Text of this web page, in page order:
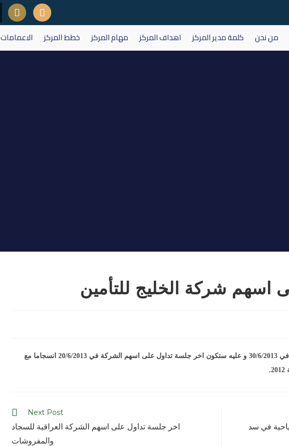
من نحن كلمة مدير المركز اهداف المركز مهام المركز خطط المركز الاعمامات
اسهم شركة الخليج للتأمين
سيعقد اجتماع الهيئة العامة لشركة الخليج للتأمين في 30/6/2013 و عليه ستكون اخر جلسة تداول على اسهم الشركة في 20/6/2013 انسجاما مع
في سد
Next Post
اخر جلسة تداول على اسهم الشركة العراقية للسجاد
والمفروشات